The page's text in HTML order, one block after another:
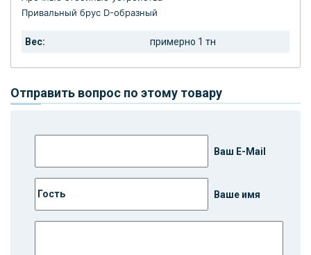
Привальный брус D-образный
Вес: примерно 1 тн
Отправить вопрос по этому товару
Ваш E-Mail
Ваше имя